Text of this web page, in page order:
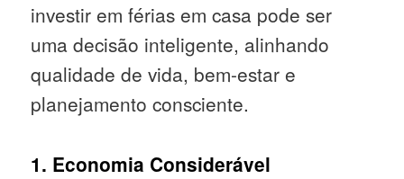
investir em férias em casa pode ser
uma decisão inteligente, alinhando
qualidade de vida, bem-estar e
planejamento consciente.
1. Economia Considerável